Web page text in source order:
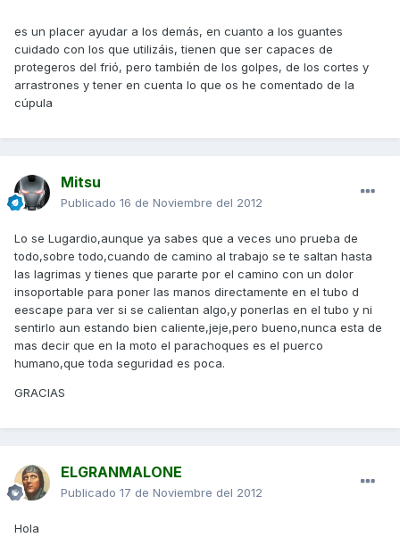
es un placer ayudar a los demás, en cuanto a los guantes
cuidado con los que utilizáis, tienen que ser capaces de
protegeros del frió, pero también de los golpes, de los cortes y
arrastrones y tener en cuenta lo que os he comentado de la
cúpula
Mitsu
Publicado 16 de Noviembre del 2012
Lo se Lugardio,aunque ya sabes que a veces uno prueba de
todo,sobre todo,cuando de camino al trabajo se te saltan hasta
las lagrimas y tienes que pararte por el camino con un dolor
insoportable para poner las manos directamente en el tubo d
eescape para ver si se calientan algo,y ponerlas en el tubo y ni
sentirlo aun estando bien caliente,jeje,pero bueno,nunca esta de
mas decir que en la moto el parachoques es el puerco
humano,que toda seguridad es poca.
GRACIAS
ELGRANMALONE
Publicado 17 de Noviembre del 2012
Hola